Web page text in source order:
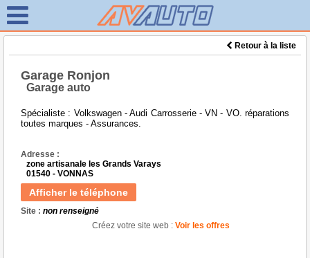
Retour à la liste
Garage Ronjon
Garage auto
Spécialiste : Volkswagen - Audi Carrosserie - VN - VO. réparations
toutes marques - Assurances.
Adresse :
zone artisanale les Grands Varays
01540 - VONNAS
Afficher le téléphone
Site : non renseigné
Créez votre site web : Voir les offres